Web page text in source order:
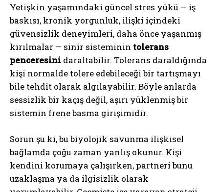
Yetişkin yaşamındaki güncel stres yükü — iş
baskısı, kronik yorgunluk, ilişki içindeki
güvensizlik deneyimleri, daha önce yaşanmış
kırılmalar — sinir sisteminin tolerans
penceresini daraltabilir. Tolerans daraldığında
kişi normalde tolere edebileceği bir tartışmayı
bile tehdit olarak algılayabilir. Böyle anlarda
sessizlik bir kaçış değil, aşırı yüklenmiş bir
sistemin frene basma girişimidir.
Sorun şu ki, bu biyolojik savunma ilişkisel
bağlamda çoğu zaman yanlış okunur. Kişi
kendini korumaya çalışırken, partneri bunu
uzaklaşma ya da ilgisizlik olarak